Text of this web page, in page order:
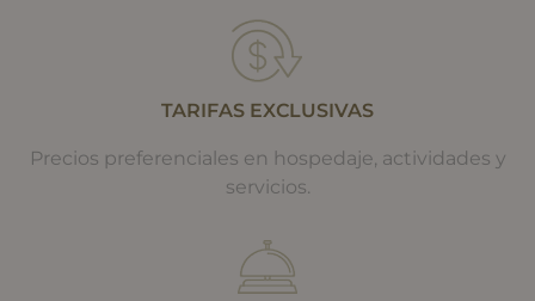
TARIFAS EXCLUSIVAS
Precios preferenciales en hospedaje, actividades y
servicios.